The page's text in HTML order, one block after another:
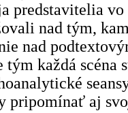
predstavitelia
nad tým,
nad
tým každá scéna
pripomínať aj